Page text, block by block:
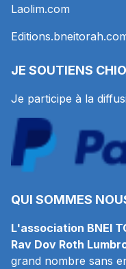
Laolim.com
JE SOUTIENS
Je participe à la
QUI SOMMES
L'association BNEI
Rav Dov Roth
grand nombre sans